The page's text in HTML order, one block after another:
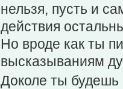
нельзя, пусть и
действия
Но вроде как ты
высказываниям
Доколе ты будешь